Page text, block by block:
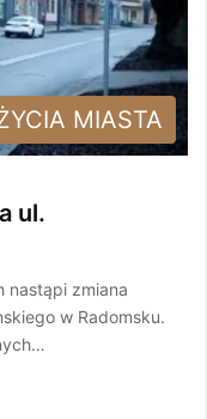
MIASTA
ul.
nastąpi zmiana
w Radomsku.